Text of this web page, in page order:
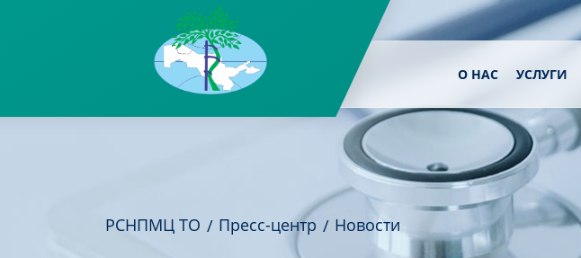
О НАС УСЛУГИ
РСНПМЦ ТО Пресс-центр Новости